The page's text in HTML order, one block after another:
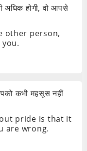
होगी, वो आपसे
other person,
कभी महसूस नहीं
pride is that it
are wrong.